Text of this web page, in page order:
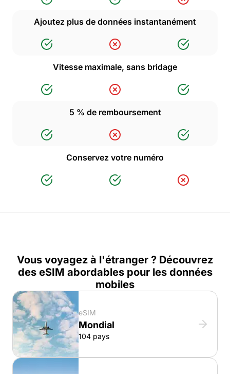
Ajoutez plus de données instantanément
Vitesse maximale, sans bridage
5 % de remboursement
Conservez votre numéro
Vous voyagez à l'étranger ? Découvrez
des eSIM abordables pour les données
mobiles
eSIM
Mondial
104 pays